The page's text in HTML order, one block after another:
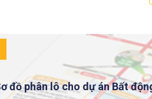
Thiết kế và in ấn Sơ đồ phân lô cho dự án